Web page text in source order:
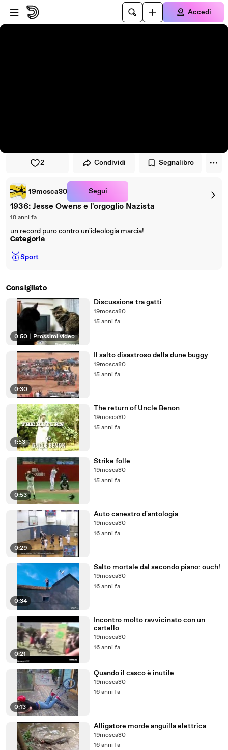
Vai al lettore
Passa al contenuto principale
Accedi
2 Condividi Segnalibro
19mosca80 Segui
1936: Jesse Owens e l'orgoglio Nazista
18 anni fa
un record puro contro un'ideologia marcia!
Categoria
🥇Sport
Consigliato
0:50 Prossimi video
Discussione tra gatti
19mosca80
15 anni fa
0:30
Il salto disastroso della dune buggy
19mosca80
15 anni fa
1:53
The return of Uncle Benon
19mosca80
15 anni fa
0:53
Strike folle
19mosca80
15 anni fa
0:29
Auto canestro d'antologia
19mosca80
16 anni fa
0:34
Salto mortale dal secondo piano: ouch!
19mosca80
16 anni fa
0:21
Incontro molto ravvicinato con un
cartello
19mosca80
16 anni fa
0:13
Quando il casco è inutile
19mosca80
16 anni fa
Alligatore morde anguilla elettrica
19mosca80
16 anni fa